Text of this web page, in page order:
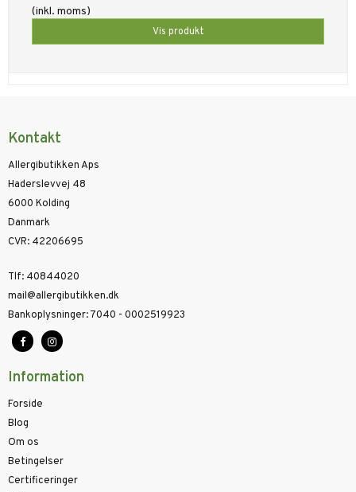
(inkl. moms)
Vis produkt
Kontakt
Allergibutikken Aps
Haderslevvej 48
6000 Kolding
Danmark
CVR: 42206695
Tlf: 40844020
mail@allergibutikken.dk
Bankoplysninger:7040 - 0002519923
Information
Forside
Blog
Om os
Betingelser
Certificeringer